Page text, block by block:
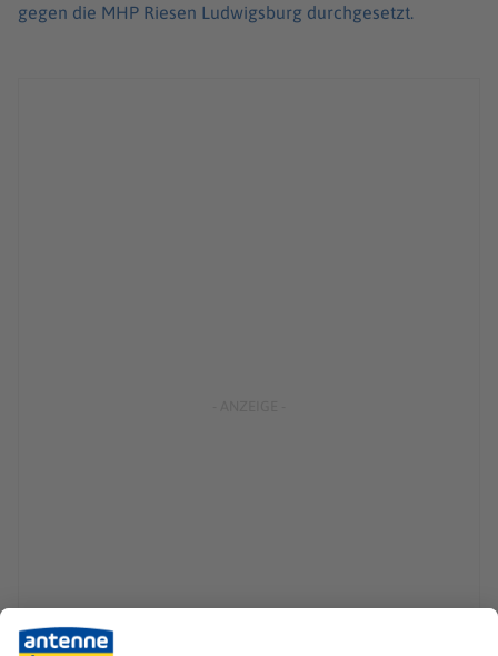
gegen die MHP Riesen Ludwigsburg durchgesetzt.